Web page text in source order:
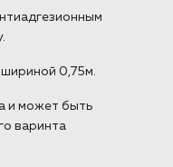
0,75м.
и может быть
варинта